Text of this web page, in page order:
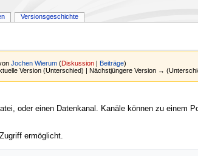
Jochen Wierum (Diskussion Beiträge)
Version (Unterschied) | Nächstjüngere Version →
oder einen Datenkanal. Kanäle können zu einem
ermöglicht.
Versionsgeschichte